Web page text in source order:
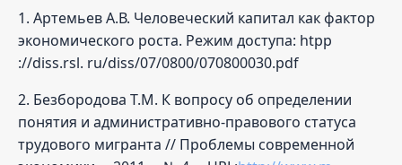
1. Артемьев А.В. Человеческий капитал как фактор
экономического роста. Режим доступа: htpp
://diss.rsl. ru/diss/07/0800/070800030.pdf
2. Безбородова Т.М. К вопросу об определении
понятия и административно-правового статуса
трудового мигранта // Проблемы современной